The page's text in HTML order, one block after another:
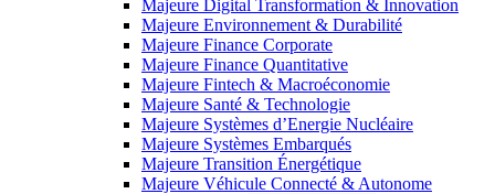
Majeure Digital Transformation & Innovation
Majeure Environnement & Durabilité
Majeure Finance Corporate
Majeure Finance Quantitative
Majeure Fintech & Macroéconomie
Majeure Santé & Technologie
Majeure Systèmes d’Energie Nucléaire
Majeure Systèmes Embarqués
Majeure Transition Énergétique
Majeure Véhicule Connecté & Autonome